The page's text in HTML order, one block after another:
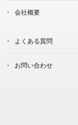
会社概要
よくある質問
お問い合わせ